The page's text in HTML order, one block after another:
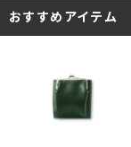
おすすめアイテム